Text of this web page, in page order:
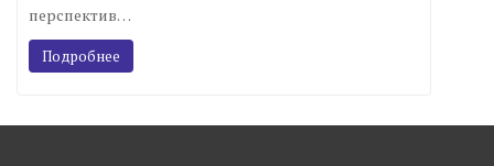
перспектив…
Подробнее